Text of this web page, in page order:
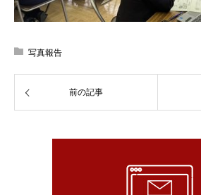
写真報告
前の記事